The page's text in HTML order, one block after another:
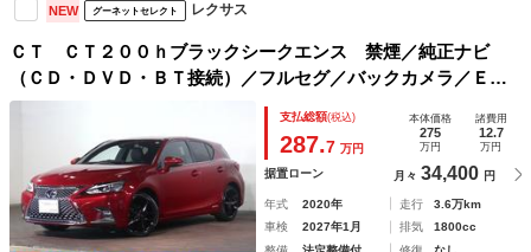
NEW グーネットセレクト レクサス
ＣＴ ＣＴ２００ｈブラックシークエンス 禁煙／純正ナビ
（ＣＤ・ＤＶＤ・ＢＴ接続）／フルセグ／バックカメラ／ＥＴ
Ｃ／ドラレコ前後／ＬＥＤヘッドライト／Ｐセンサー／シート
ヒーター／パワーシート／レクサスセーフティシステム＋／レ
ーダークルーズ
支払総額(税込)
287.7 万円
本体価格
275
万円
諸費用
12.7
万円
据置ローン 月々 34,400 円
年式 2020年 走行
3.6万km
車検
2027年1月 排気
1800cc